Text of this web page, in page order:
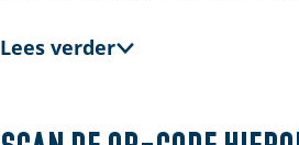
Lees verder